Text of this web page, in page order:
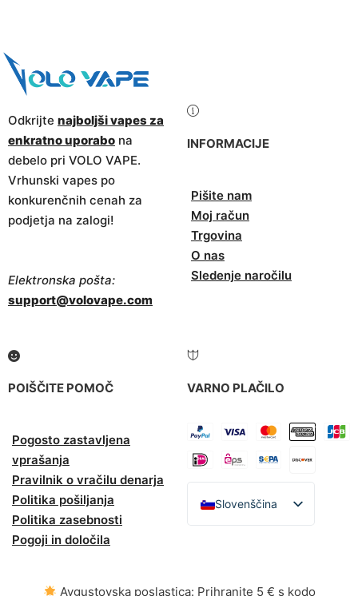
Odkrijte najboljši vapes za
enkratno uporabo na
debelo pri VOLO VAPE.
Vrhunski vapes po
konkurenčnih cenah za
podjetja na zalogi!
Elektronska pošta:
support@volovape.com
INFORMACIJE
Pišite nam
Moj račun
Trgovina
O nas
Sledenje naročilu
POIŠČITE POMOČ
Pogosto zastavljena
vprašanja
Pravilnik o vračilu denarja
Politika pošiljanja
Politika zasebnosti
Pogoji in določila
VARNO PLAČILO
Slovenščina
English
Avgustovska poslastica: Prihranite 5 € s kodo